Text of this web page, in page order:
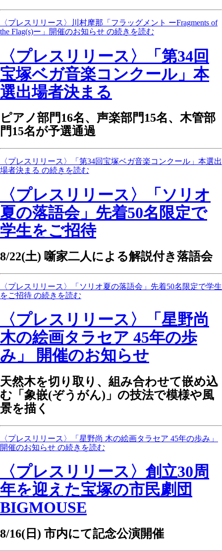
〈プレスリリース〉川村摩那「フラッグメント ーFragments of
the Flag(s)ー」開催のお知らせ の続きを読む
〈プレスリリース〉「第34回
宝塚ベガ音楽コンクール」本
選出場者決まる
ピアノ部門16名、声楽部門15名、木管部
門15名が予選通過
〈プレスリリース〉「第34回宝塚ベガ音楽コンクール」本選出
場者決まる の続きを読む
〈プレスリリース〉「ソリオ
夏の落語会」先着50名限定で
学生をご招待
8/22(土) 噺家二人による解説付き落語会
〈プレスリリース〉「ソリオ夏の落語会」先着50名限定で学生
をご招待 の続きを読む
〈プレスリリース〉「星野尚
木の絵画タラセア 45年の歩
み」 開催のお知らせ
天然木を切り取り、組み合わせて嵌め込
む「象嵌(ぞうがん)」の技法で模様や風
景を描く
〈プレスリリース〉「星野尚 木の絵画タラセア 45年の歩み」
開催のお知らせ の続きを読む
〈プレスリリース〉創立30周
年を迎えた宝塚の市民劇団
BIGMOUSE
8/16(日) 市内にて記念公演開催